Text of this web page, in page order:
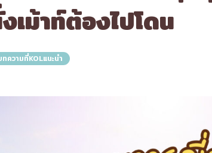
ราเมง
ไก่ย่างเสียบไม้สไตล์ญี่ปุ่น
เม้าท์ต้องไปโดน
ทความที่KOLแนะนำ